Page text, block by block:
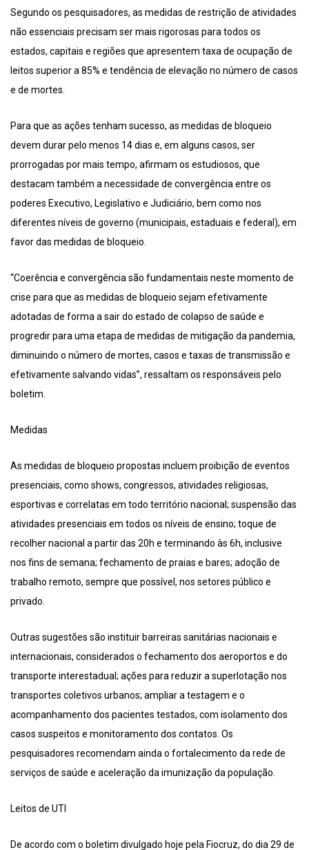
Segundo os pesquisadores, as medidas de restrição de atividades
não essenciais precisam ser mais rigorosas para todos os
estados, capitais e regiões que apresentem taxa de ocupação de
leitos superior a 85% e tendência de elevação no número de casos
e de mortes.
Para que as ações tenham sucesso, as medidas de bloqueio
devem durar pelo menos 14 dias e, em alguns casos, ser
prorrogadas por mais tempo, afirmam os estudiosos, que
destacam também a necessidade de convergência entre os
poderes Executivo, Legislativo e Judiciário, bem como nos
diferentes níveis de governo (municipais, estaduais e federal), em
favor das medidas de bloqueio.
“Coerência e convergência são fundamentais neste momento de
crise para que as medidas de bloqueio sejam efetivamente
adotadas de forma a sair do estado de colapso de saúde e
progredir para uma etapa de medidas de mitigação da pandemia,
diminuindo o número de mortes, casos e taxas de transmissão e
efetivamente salvando vidas”, ressaltam os responsáveis pelo
boletim.
Medidas
As medidas de bloqueio propostas incluem proibição de eventos
presenciais, como shows, congressos, atividades religiosas,
esportivas e correlatas em todo território nacional; suspensão das
atividades presenciais em todos os níveis de ensino; toque de
recolher nacional a partir das 20h e terminando às 6h, inclusive
nos fins de semana; fechamento de praias e bares; adoção de
trabalho remoto, sempre que possível, nos setores público e
privado.
Outras sugestões são instituir barreiras sanitárias nacionais e
internacionais, considerados o fechamento dos aeroportos e do
transporte interestadual; ações para reduzir a superlotação nos
transportes coletivos urbanos; ampliar a testagem e o
acompanhamento dos pacientes testados, com isolamento dos
casos suspeitos e monitoramento dos contatos. Os
pesquisadores recomendam ainda o fortalecimento da rede de
serviços de saúde e aceleração da imunização da população.
Leitos de UTI
De acordo com o boletim divulgado hoje pela Fiocruz, do dia 29 de